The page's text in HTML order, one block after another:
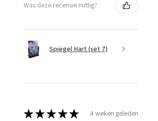
Was deze recensie nuttig?
Spiegel Hart (set 7)
★★★★★ 4 weken geleden